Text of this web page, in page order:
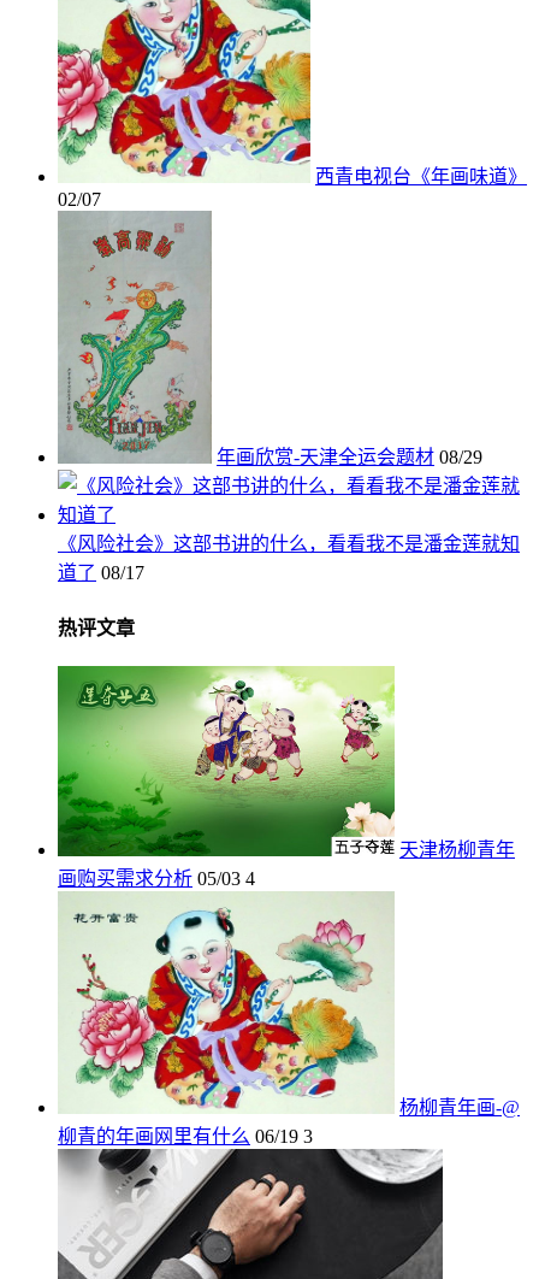
西青电视台《年画味道》
02/07
年画欣赏-天津全运会题材 08/29
《风险社会》这部书讲的什么，看看我不是潘金莲就知
道了 08/17
热评文章
天津杨柳青年
画购买需求分析 05/03 4
杨柳青年画-@
柳青的年画网里有什么 06/19 3